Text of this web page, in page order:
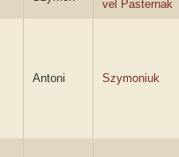
vel Pasternak
Antoni Szymoniuk